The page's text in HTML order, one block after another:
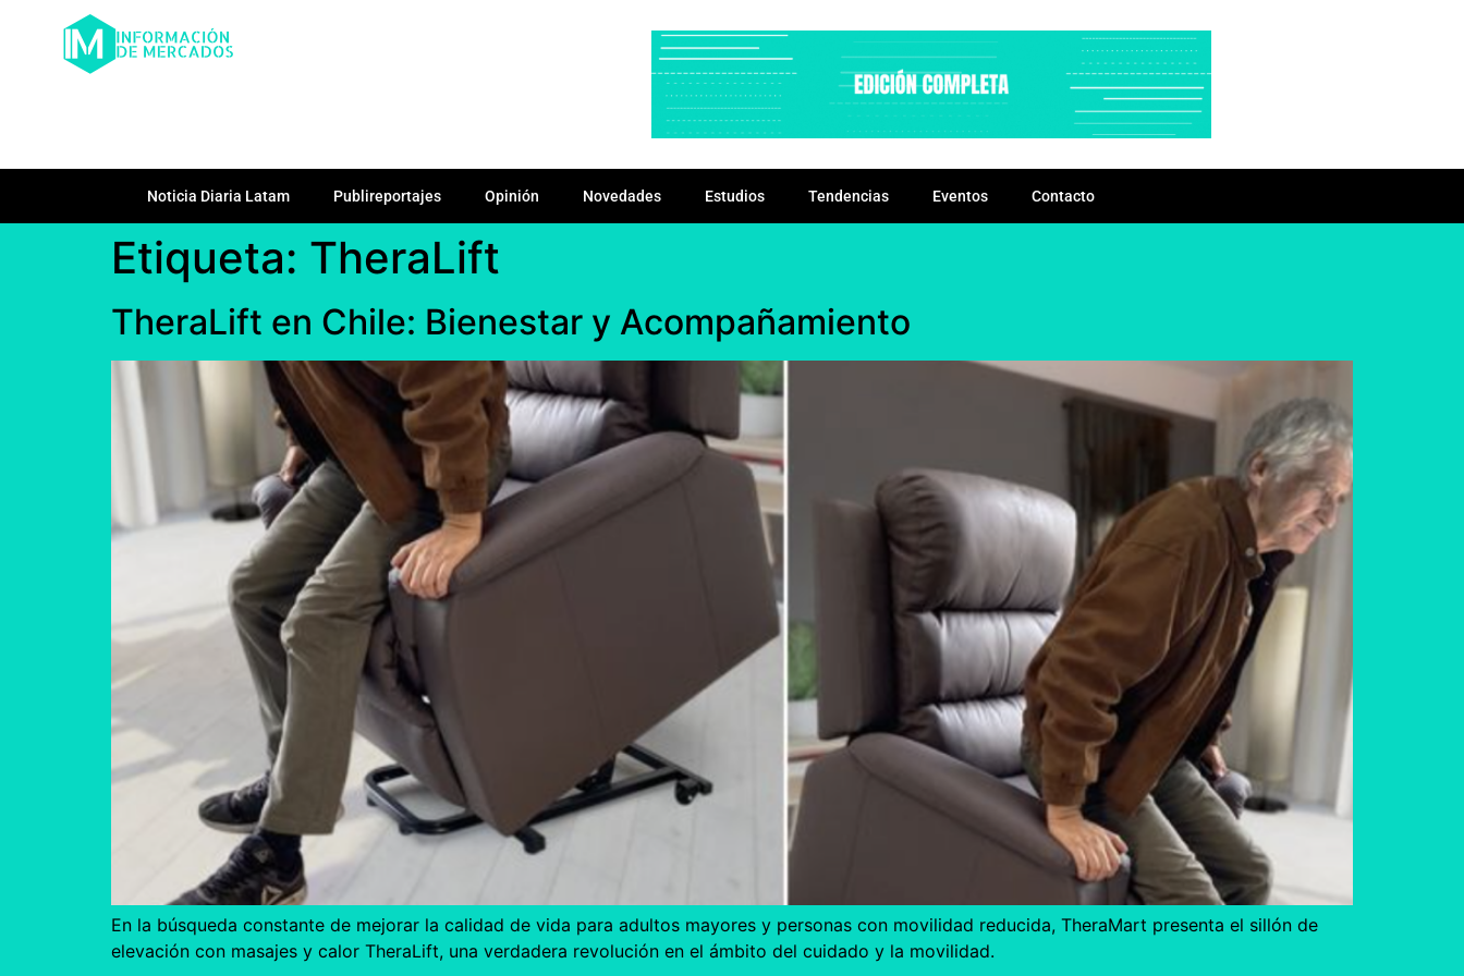
Noticia Diaria Latam Publireportajes Opinión Novedades Estudios Tendencias Eventos Contacto
Etiqueta: TheraLift
TheraLift en Chile: Bienestar y Acompañamiento
En la búsqueda constante de mejorar la calidad de vida para adultos mayores y personas con movilidad reducida, TheraMart presenta el sillón de
elevación con masajes y calor TheraLift, una verdadera revolución en el ámbito del cuidado y la movilidad.